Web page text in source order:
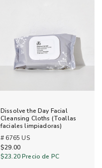
Dissolve the Day Facial
Cleansing Cloths (Toallas
faciales limpiadoras)
# 6765 US
$29.00
$23.20Precio de PC